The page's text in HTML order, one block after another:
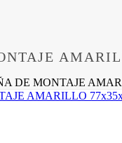
DE MONTAJE